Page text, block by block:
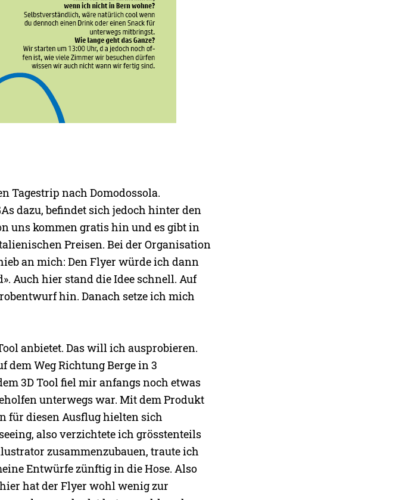
Tagestrip nach Domodossola.
dazu, befindet sich jedoch hinter den
uns kommen gratis hin und es gibt in
Preisen. Bei der Organisation
an mich: Den Flyer würde ich dann
Auch hier stand die Idee schnell. Auf
hin. Danach setze ich mich
anbietet. Das will ich ausprobieren.
dem Weg Richtung Berge in 3
3D Tool fiel mir anfangs noch etwas
unterwegs war. Mit dem Produkt
für diesen Ausflug hielten sich
also verzichtete ich grösstenteils
zusammenzubauen, traute ich
Entwürfe zünftig in die Hose. Also
hat der Flyer wohl wenig zur